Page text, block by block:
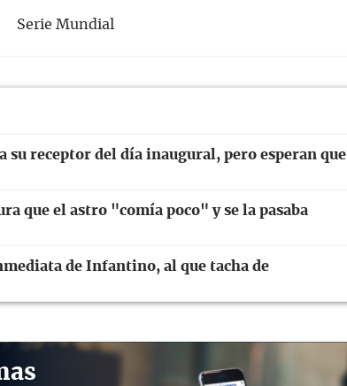
Serie Mundial
su receptor del día inaugural, pero esperan que
que el astro "comía poco" y se la pasaba
de Infantino, al que tacha de